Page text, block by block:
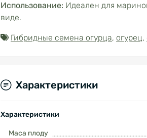
Использование: Идеален для
виде.
Гибридные семена огурца, огурец,
Характеристики
Характеристики
Маса плоду